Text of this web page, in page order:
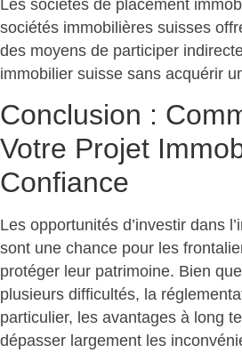
Les sociétés de placement
sociétés immobilières suisses
des moyens de participer
immobilier suisse sans acquérir
Conclusion :
Votre Projet
Confiance
Les opportunités d’investir dans
sont une chance pour les
protéger leur patrimoine. Bien
plusieurs difficultés, la
particulier, les avantages à long
dépasser largement les